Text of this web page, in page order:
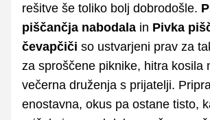
rešitve še toliko bolj dobrodošle.
piščančja nabodala in Pivka
čevapčiči so ustvarjeni prav za
za sproščene piknike, hitra kosila
večerna druženja s prijatelji.
enostavna, okus pa ostane tisto,